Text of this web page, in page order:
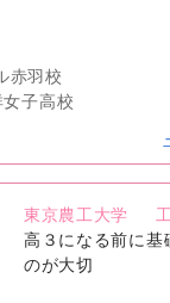
赤羽校
子高校
東京農工大学
高３になる前に基
のが大切